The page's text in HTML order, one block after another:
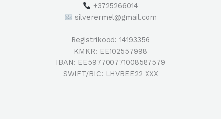
+3725266014
silverermel@gmail.com
Registrikood: 14193356
KMKR: EE102557998
IBAN: EE597700771008587579
SWIFT/BIC: LHVBEE22 XXX